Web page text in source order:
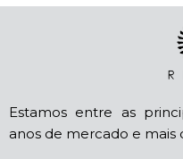
Estamos entre as
anos de mercado e mais